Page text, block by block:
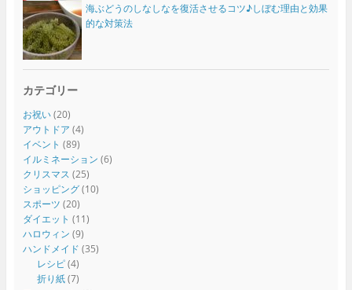
海ぶどうのしなしなを復活させるコツ♪しぼむ理由と効果
的な対策法
カテゴリー
お祝い(20)
アウトドア (4)
イベント (89)
イルミネーション (6)
クリスマス (25)
ショッピング(10)
スポーツ (20)
ダイエット (11)
ハロウィン (9)
ハンドメイド (35)
レシピ(4)
折り紙(7)